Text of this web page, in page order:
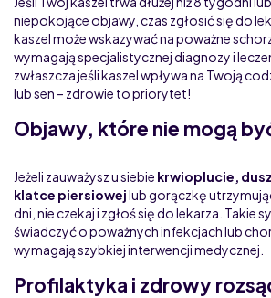
niepokojące objawy, czas zgłosić się do
kaszel może wskazywać na poważne
wymagają specjalistycznej diagnozy i
zwłaszcza jeśli kaszel wpływa na Twoją
lub sen – zdrowie to priorytet!
Objawy, które nie mogą
Jeżeli zauważysz u siebie krwioplucie,
klatce piersiowejlub gorączkę
dni, nie czekaj i zgłoś się do lekarza. Takie
świadczyć o poważnych infekcjach lub
wymagają szybkiej interwencji medycznej.
Profilaktyka i zdrowy